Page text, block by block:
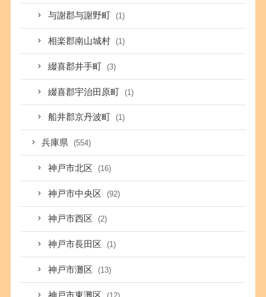
与謝郡与謝野町 (1)
相楽郡南山城村 (1)
綴喜郡井手町 (3)
綴喜郡宇治田原町 (1)
船井郡京丹波町 (1)
兵庫県 (554)
神戸市北区 (16)
神戸市中央区 (92)
神戸市西区 (2)
神戸市長田区 (1)
神戸市灘区 (13)
神戸市東灘区